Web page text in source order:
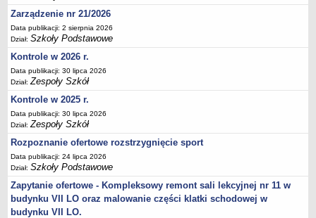
Rejestry, ewidencje, archiwa
Kontrole
PONOWNE WYKORZYSTYWANIE
Deklaracja dostępności
DEKLARACJA DOSTĘPNOŚCI
OŚWIADCZENIA MAJĄTKOWE
PONOWNE WYKORZYSTYWANIE
UDOSTĘPNIANIE INFORMACJI PUBLICZNEJ
OCHRONA DANYCH OSOBOWYCH
Zarządzenie nr 21/2026
Data publikacji: 2 sierpnia 2026
Dział:Szkoły Podstawowe
Kontrole w 2026 r.
Data publikacji: 30 lipca 2026
Dział:Zespoły Szkół
Kontrole w 2025 r.
Data publikacji: 30 lipca 2026
Dział:Zespoły Szkół
Rozpoznanie ofertowe rozstrzygnięcie sport
Data publikacji: 24 lipca 2026
Dział:Szkoły Podstawowe
Zapytanie ofertowe - Kompleksowy remont sali lekcyjnej nr 11 w
budynku VII LO oraz malowanie części klatki schodowej w
budynku VII LO.